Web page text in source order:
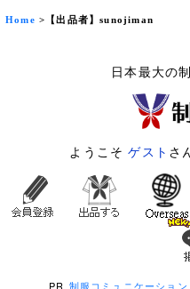
Home >【出品者】sunojiman
日本最大の
ようこそゲスト さ
PR 制服コミュニケーション